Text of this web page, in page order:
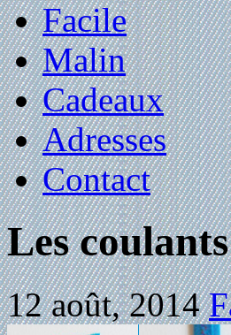
Facile
Malin
Cadeaux
Adresses
Contact
Les
12 août, 2014